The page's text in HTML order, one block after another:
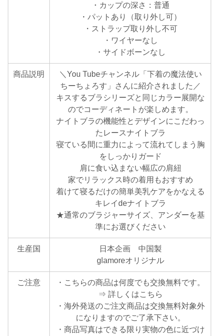
・カップの深さ：普通
・パットあり（取り外し可）
・ストラップ取り外し不可
・ワイヤーなし
・サイドボーンなし
商品説明
＼You Tubeチャンネル「下着の魔法使い
ちーちょろす」さんに紹介されました／
キスするブラシリーズと同じカラー展開な
のでコーディネートが楽しめます。
ナイトブラの機能性とデザインにこだわっ
たレースナイトブラ
寝ている間に重力によって流れてしまう胸
をしっかりガード
肩に食い込まない幅広の肩紐
家でリラックス時の着用もおすすめ
着けて寝るだけの簡単美乳ケアをかなえる
キレイdeナイトブラ
★通常のブラジャーサイズ、アンダーを基
準にお選びください
生産国
日本企画 中国製
glamoreオリジナル
ご注意
・こちらの商品は何度でも交換無料です。
⇒ 詳しくはこちら
・海外発送のご注文商品は交換無料対象外
になりますのでご了承下さい。
・商品写真はできる限り実物の色に近づけ